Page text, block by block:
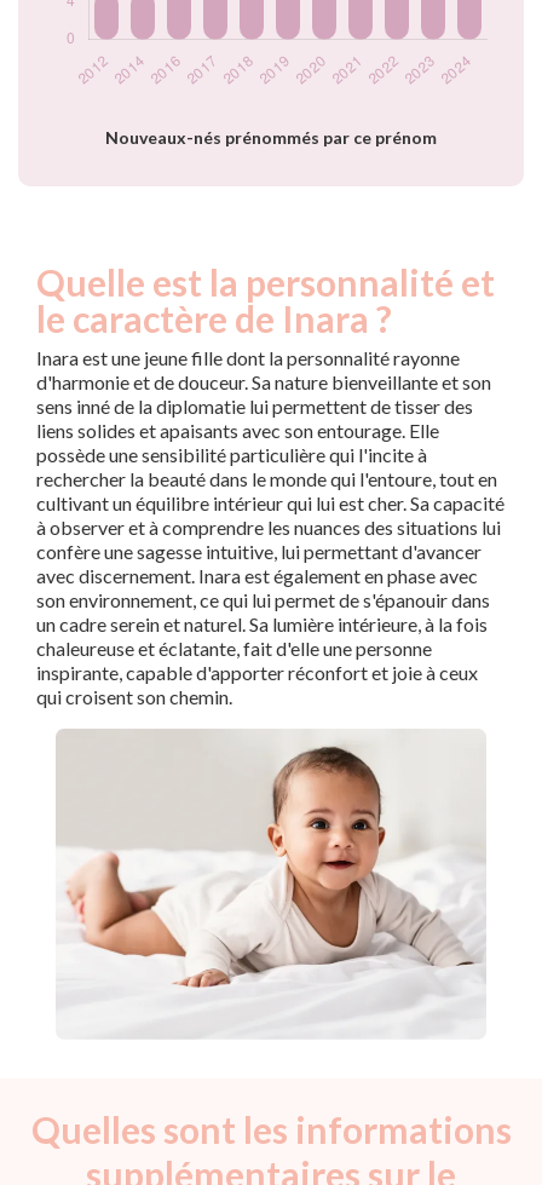
Nouveaux-nés prénommés par ce prénom
Quelle est la personnalité et
le caractère de Inara ?
Inara est une jeune fille dont la personnalité rayonne
d'harmonie et de douceur. Sa nature bienveillante et son
sens inné de la diplomatie lui permettent de tisser des
liens solides et apaisants avec son entourage. Elle
possède une sensibilité particulière qui l'incite à
rechercher la beauté dans le monde qui l'entoure, tout en
cultivant un équilibre intérieur qui lui est cher. Sa capacité
à observer et à comprendre les nuances des situations lui
confère une sagesse intuitive, lui permettant d'avancer
avec discernement. Inara est également en phase avec
son environnement, ce qui lui permet de s'épanouir dans
un cadre serein et naturel. Sa lumière intérieure, à la fois
chaleureuse et éclatante, fait d'elle une personne
inspirante, capable d'apporter réconfort et joie à ceux
qui croisent son chemin.
Quelles sont les informations
supplémentaires sur le